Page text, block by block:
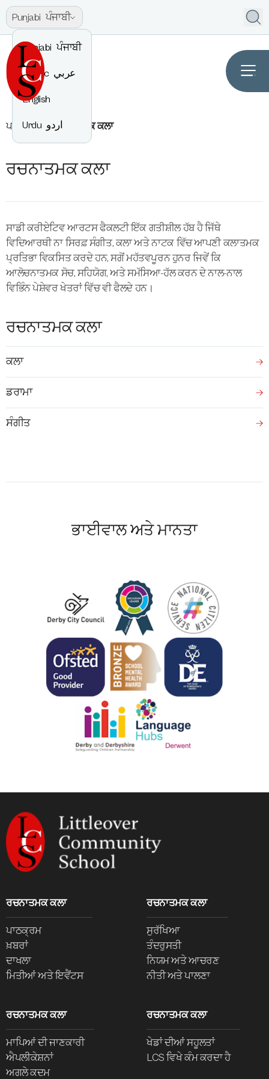
Punjabi ਪੰਜਾਬੀ
Punjabi ਪੰਜਾਬੀ
Arabic عربي
English
Urdu اردو ਪਾਠਕ੍ਰਮ ਰਚਨਾਤਮਕ ਕਲਾ
ਰਚਨਾਤਮਕ ਕਲਾ
ਸਾਡੀ ਕਰੀਏਟਿਵ ਆਰਟਸ ਫੈਕਲਟੀ ਇੱਕ ਗਤੀਸ਼ੀਲ ਹੱਬ ਹੈ ਜਿੱਥੇ
ਵਿਦਿਆਰਥੀ ਨਾ ਸਿਰਫ਼ ਸੰਗੀਤ, ਕਲਾ ਅਤੇ ਨਾਟਕ ਵਿੱਚ ਆਪਣੀ ਕਲਾਤਮਕ
ਪ੍ਰਤਿਭਾ ਵਿਕਸਿਤ ਕਰਦੇ ਹਨ, ਸਗੋਂ ਮਹੱਤਵਪੂਰਨ ਹੁਨਰ ਜਿਵੇਂ ਕਿ
ਆਲੋਚਨਾਤਮਕ ਸੋਚ, ਸਹਿਯੋਗ, ਅਤੇ ਸਮੱਸਿਆ-ਹੱਲ ਕਰਨ ਦੇ ਨਾਲ-ਨਾਲ
ਵਿਭਿੰਨ ਪੇਸ਼ੇਵਰ ਖੇਤਰਾਂ ਵਿੱਚ ਵੀ ਫੈਲਦੇ ਹਨ।
ਰਚਨਾਤਮਕ ਕਲਾ
ਕਲਾ
ਡਰਾਮਾ
ਸੰਗੀਤ
ਭਾਈਵਾਲ ਅਤੇ ਮਾਨਤਾ
ਰਚਨਾਤਮਕ ਕਲਾ
ਪਾਠਕ੍ਰਮ
ਖ਼ਬਰਾਂ
ਦਾਖਲਾ
ਮਿਤੀਆਂ ਅਤੇ ਇਵੈਂਟਸ
ਰਚਨਾਤਮਕ ਕਲਾ
ਸੁਰੱਖਿਆ
ਤੰਦਰੁਸਤੀ
ਨਿਯਮ ਅਤੇ ਆਚਰਣ
ਨੀਤੀ ਅਤੇ ਪਾਲਣਾ
ਰਚਨਾਤਮਕ ਕਲਾ
ਮਾਪਿਆਂ ਦੀ ਜਾਣਕਾਰੀ
ਐਪਲੀਕੇਸ਼ਨਾਂ
ਅਗਲੇ ਕਦਮ
ਰਚਨਾਤਮਕ ਕਲਾ
ਖੇਡਾਂ ਦੀਆਂ ਸਹੂਲਤਾਂ
LCS ਵਿਖੇ ਕੰਮ ਕਰਦਾ ਹੈ